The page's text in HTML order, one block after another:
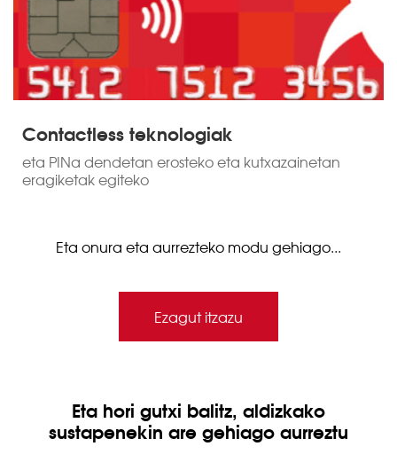
Contactless teknologiak
eta PINa dendetan erosteko eta kutxazainetan
eragiketak egiteko
Eta onura eta aurrezteko modu gehiago...
Ezagut itzazu
Eta hori gutxi balitz, aldizkako
sustapenekin are gehiago aurreztu